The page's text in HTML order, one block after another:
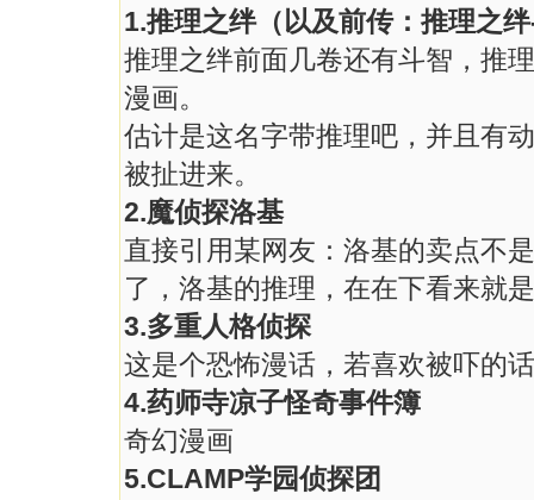
1.推理之绊（以及前传：推理之
推理之绊前面几卷还有斗智，推
漫画。
估计是这名字带推理吧，并且有
被扯进来。
2.魔侦探洛基
直接引用某网友：洛基的卖点不
了，洛基的推理，在在下看来就
3.多重人格侦探
这是个恐怖漫话，若喜欢被吓的
4.药师寺凉子怪奇事件簿
奇幻漫画
5.CLAMP学园侦探团